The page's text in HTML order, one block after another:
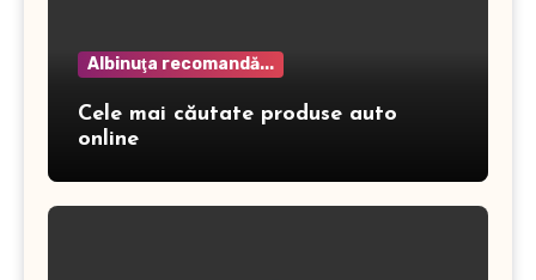
Albinuţa recomandă...
Cele mai căutate produse auto
online